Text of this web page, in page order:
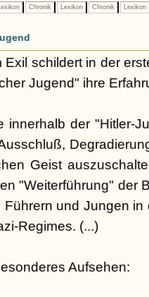
Chronik Lexikon Chronik Lexikon
schildert in der
Jugend" ihre
innerhalb der "Hitler-
Geist
"Weiterführung" der
und Jungen
Regimes. (...)
Aufsehen: